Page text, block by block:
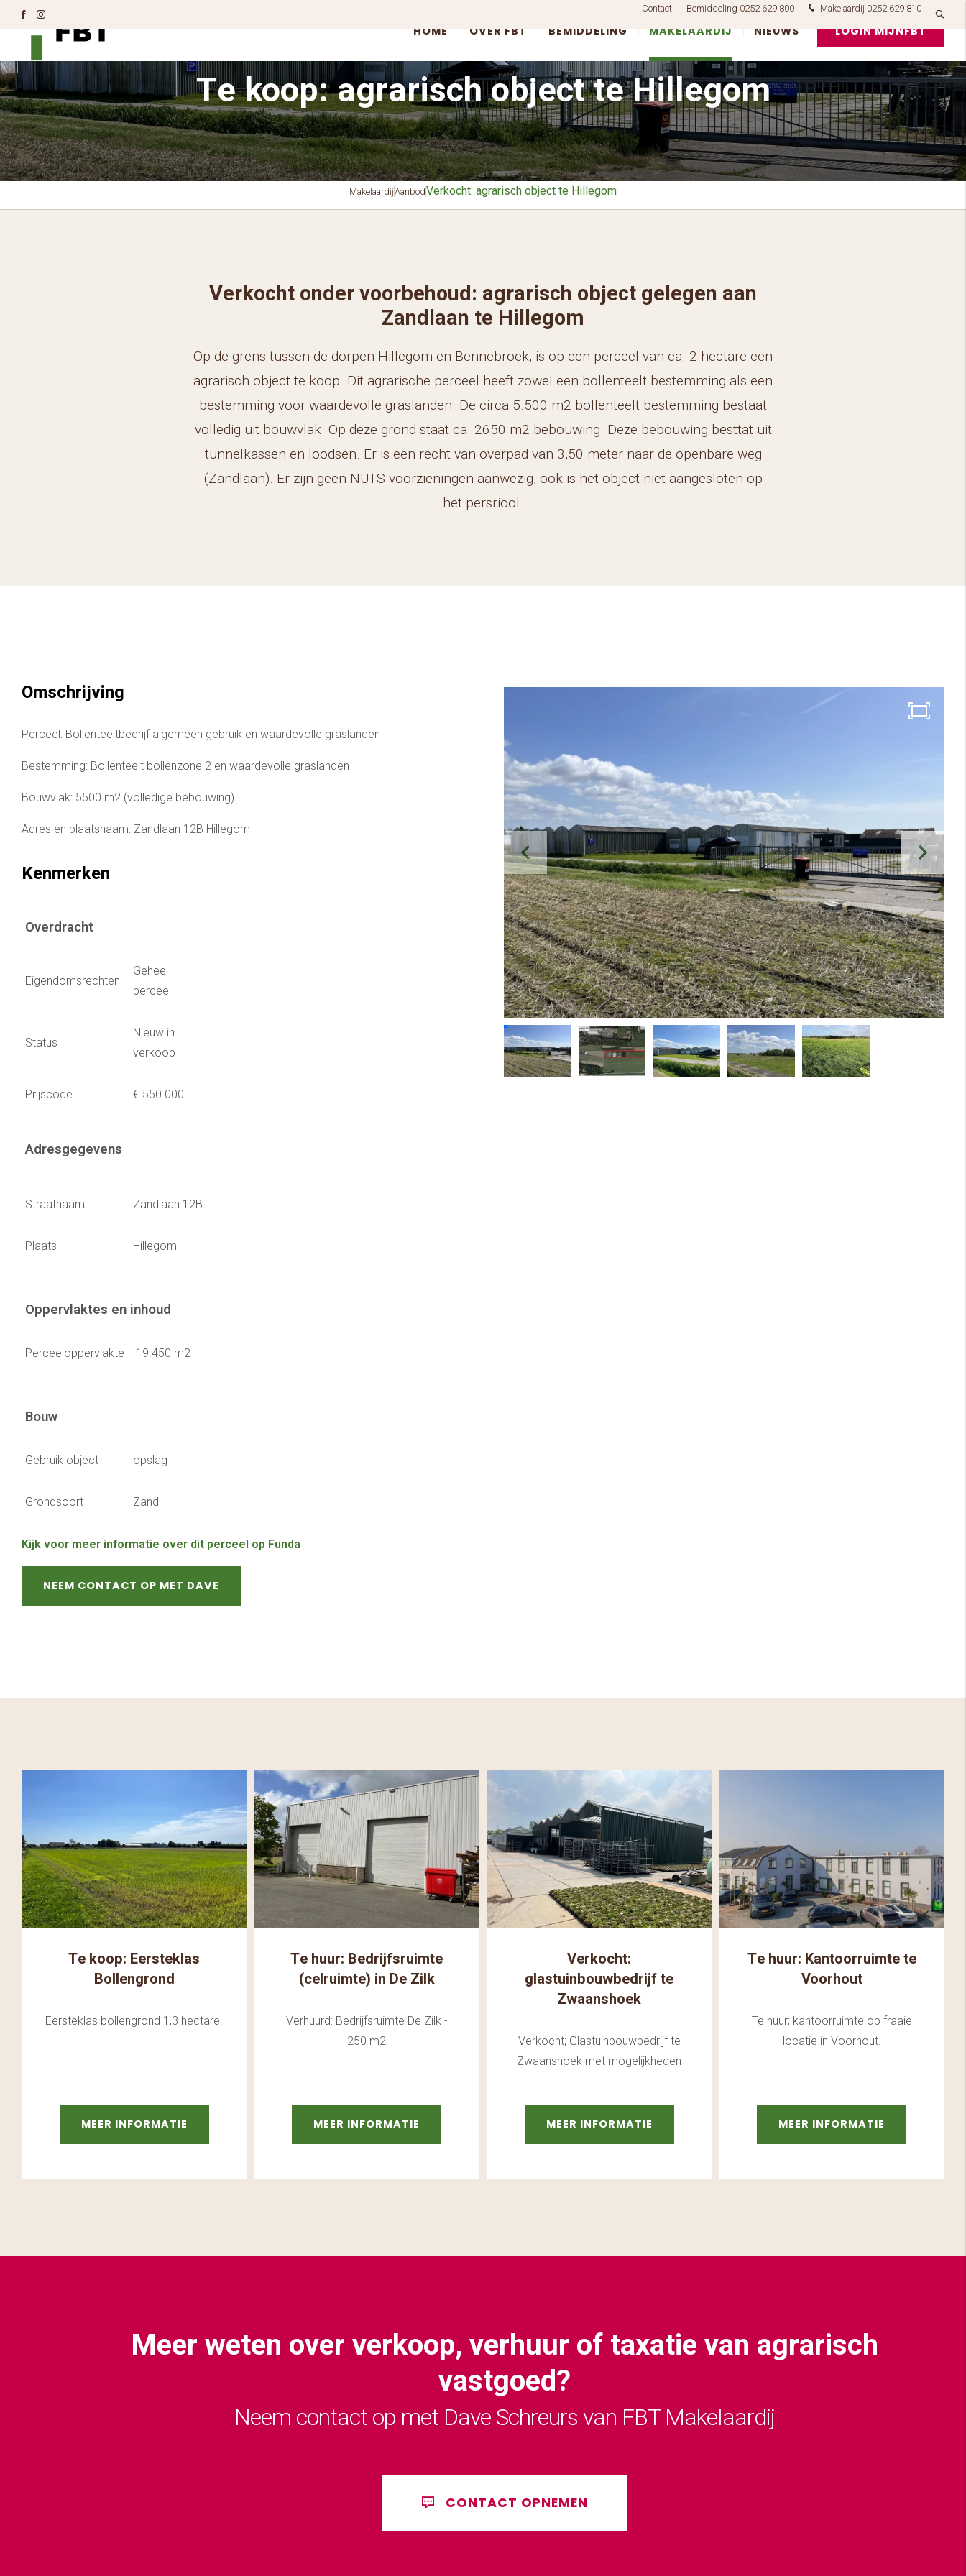
Makelaardij 0252 629 810
Contact Bemiddeling 0252 629 800
HOME OVER FBT BEMIDDELING MAKELAARDIJ NIEUWS LOGIN MIJNFBT
Te koop: agrarisch object te Hillegom
MakelaardijAanbodVerkocht: agrarisch object te Hillegom
Verkocht onder voorbehoud: agrarisch object gelegen aan
Zandlaan te Hillegom
Op de grens tussen de dorpen Hillegom en Bennebroek, is op een perceel van ca. 2 hectare een
agrarisch object te koop. Dit agrarische perceel heeft zowel een bollenteelt bestemming als een
bestemming voor waardevolle graslanden. De circa 5.500 m2 bollenteelt bestemming bestaat
volledig uit bouwvlak. Op deze grond staat ca. 2650 m2 bebouwing. Deze bebouwing besttat uit
tunnelkassen en loodsen. Er is een recht van overpad van 3,50 meter naar de openbare weg
(Zandlaan). Er zijn geen NUTS voorzieningen aanwezig, ook is het object niet aangesloten op
het persriool.
Omschrijving
Perceel: Bollenteeltbedrijf algemeen gebruik en waardevolle graslanden
Bestemming: Bollenteelt bollenzone 2 en waardevolle graslanden
Bouwvlak: 5500 m2 (volledige bebouwing)
Adres en plaatsnaam: Zandlaan 12B Hillegom
Kenmerken
Overdracht
Eigendomsrechten
Geheel
perceel
Status
Nieuw in
verkoop
Prijscode € 550.000
Adresgegevens
Straatnaam Zandlaan 12B
Plaats Hillegom
Oppervlaktes en inhoud
Perceeloppervlakte 19.450 m2
Bouw
Gebruik object opslag
Grondsoort Zand
Kijk voor meer informatie over dit perceel op Funda
NEEM CONTACT OP MET DAVE
Te koop: Eersteklas
Bollengrond
Eersteklas bollengrond 1,3 hectare.
MEER INFORMATIE
Te huur: Bedrijfsruimte
(celruimte) in De Zilk
Verhuurd: Bedrijfsruimte De Zilk -
250 m2
MEER INFORMATIE
Verkocht:
glastuinbouwbedrijf te
Zwaanshoek
Verkocht; Glastuinbouwbedrijf te
Zwaanshoek met mogelijkheden
MEER INFORMATIE
Te huur: Kantoorruimte te
Voorhout
Te huur; kantoorruimte op fraaie
locatie in Voorhout.
MEER INFORMATIE
Meer weten over verkoop, verhuur of taxatie van agrarisch
vastgoed?
Neem contact op met Dave Schreurs van FBT Makelaardij
CONTACT OPNEMEN